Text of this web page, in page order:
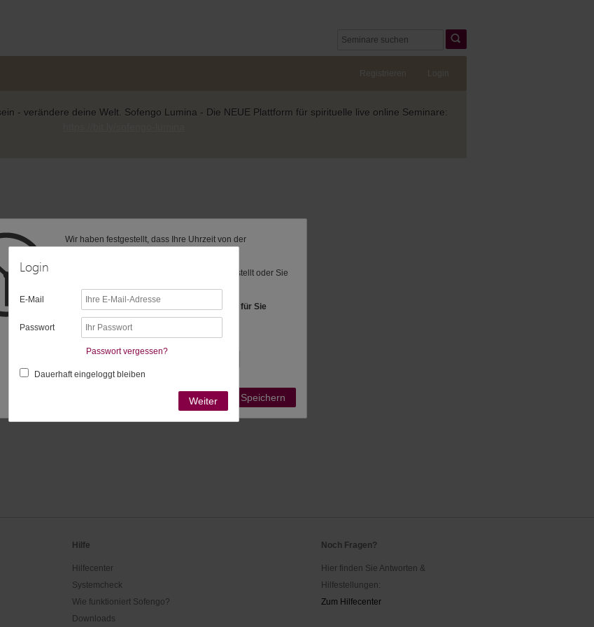
Registrieren Login
Login
E-Mail
Passwort
Passwort vergessen?
Dauerhaft eingeloggt bleiben
Weiter
- verändere deine Welt. Sofengo Lumina - Die NEUE Plattform für spirituelle live online Seminare:
Seite weitergeleitet.
Hilfe
Hilfecenter
Systemcheck
Wie funktioniert Sofengo?
Downloads
Noch Fragen?
Hier finden Sie Antworten &
Hilfestellungen:
Zum Hilfecenter
Wir haben festgestellt, dass Ihre Uhrzeit von der
Vielleicht ist Ihre Computer-Uhr anders eingestellt oder Sie
Folgende Zeitzonen haben wir als Vorschlag für Sie
bestimmt:
Passende Zeitzonen
Ist Ihre Zeitzone nicht aufgeführt?
Speichern